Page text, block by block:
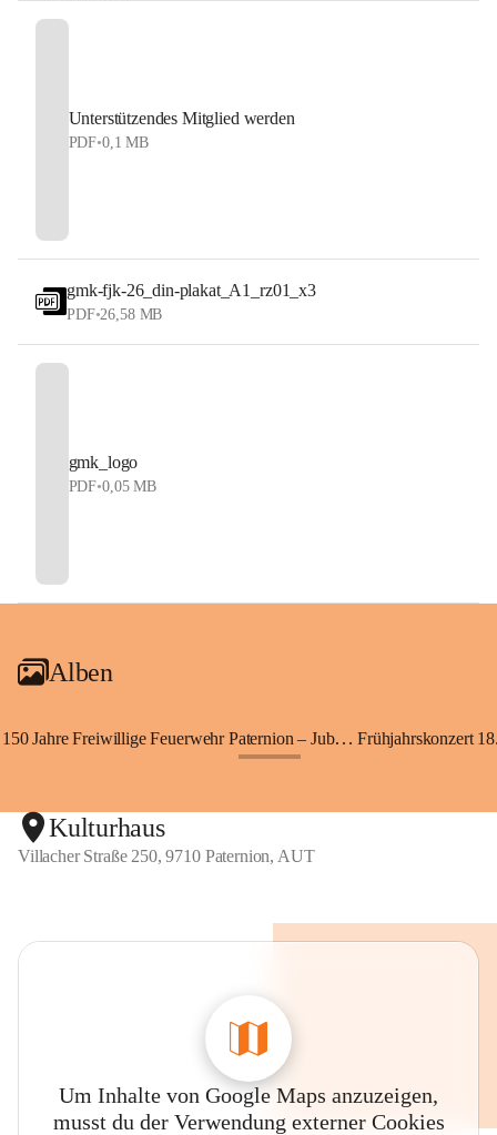
Unterstützendes Mitglied werden
PDF•0,1 MB
gmk-fjk-26_din-plakat_A1_rz01_x3
PDF•26,58 MB
gmk_logo
PDF•0,05 MB
Alben
150 Jahre Freiwillige Feuerwehr Paternion – Jubiläumsfest Frühjahrskonzert
Kulturhaus
Villacher Straße 250, 9710 Paternion, AUT
Um Inhalte von Google Maps anzuzeigen,
musst du der Verwendung externer Cookies